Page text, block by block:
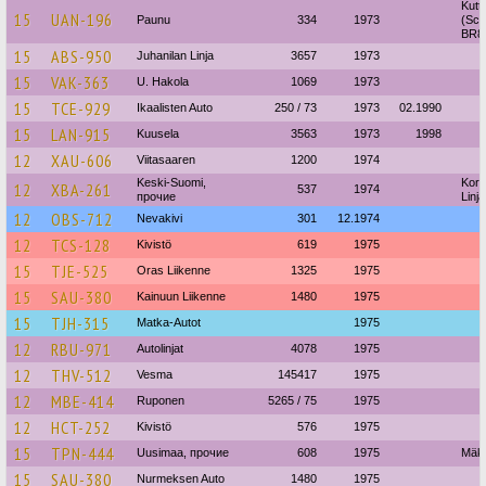
15 UAN-196 Paunu 334 1973
15 ABS-950 Juhanilan Linja 3657 1973
15 VAK-363 U. Hakola 1069 1973
15 TCE-929 Ikaalisten Auto 250 / 73 1973 02.1990
15 LAN-915 Kuusela 3563 1973 1998
12 XAU-606 Viitasaaren 1200 1974
12 XBA-261
Keski-Suomi,
прочие
537 1974
Linja
12 OBS-712 Nevakivi 301 12.1974
12 TCS-128 Kivistö 619 1975
15 TJE-525 Oras Liikenne 1325 1975
15 SAU-380 Kainuun Liikenne 1480 1975
15 TJH-315 Matka-Autot 1975
12 RBU-971 Autolinjat 4078 1975
12 THV-512 Vesma 145417 1975
12 MBE-414 Ruponen 5265 / 75 1975
12 HCT-252 Kivistö 576 1975
15 TPN-444 Uusimaa, прочие 608 1975
15 SAU-380 Nurmeksen Auto 1480 1975